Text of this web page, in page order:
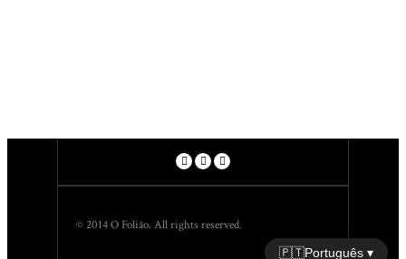
© 2014 O Folião. All rights reserved.
🇵🇹Português ▾